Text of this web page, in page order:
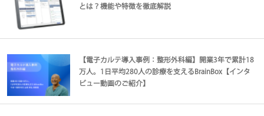
とは？機能や特徴を徹底解説
【電子カルテ導入事例：整形外科編】開業3年で累計18
万人。1日平均280人の診療を支えるBrainBox【インタ
ビュー動画のご紹介】